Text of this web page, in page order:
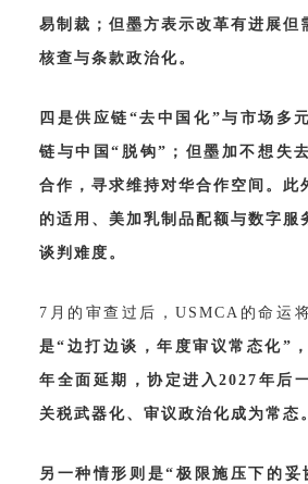
易制裁；但墨方表示改革有进展但
核查与条款政治化。
四是供应链 “去中国化”与市场多
链与中国“脱钩”；但墨加不想失
合作，寻求维持对华合作空间。此
的适用、美加乳制品配额与数字服
谈判难度。
7月的审查过后，USMCA的命运
是“边打边谈，年度审议常态化”
年全面延期，协定进入2027年后
关税武器化、审议政治化成为常态
另一种情形则是“极限施压下的